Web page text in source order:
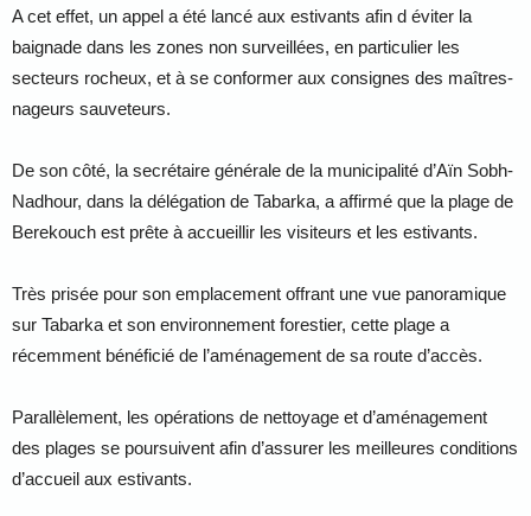
A cet effet, un appel a été lancé aux estivants afin d éviter la
baignade dans les zones non surveillées, en particulier les
secteurs rocheux, et à se conformer aux consignes des maîtres-
nageurs sauveteurs.
De son côté, la secrétaire générale de la municipalité d’Aïn Sobh-
Nadhour, dans la délégation de Tabarka, a affirmé que la plage de
Berekouch est prête à accueillir les visiteurs et les estivants.
Très prisée pour son emplacement offrant une vue panoramique
sur Tabarka et son environnement forestier, cette plage a
récemment bénéficié de l’aménagement de sa route d’accès.
Parallèlement, les opérations de nettoyage et d’aménagement
des plages se poursuivent afin d’assurer les meilleures conditions
d’accueil aux estivants.